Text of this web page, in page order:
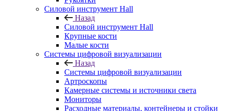
Силовой инструмент Hall
Назад
Силовой инструмент Hall
Крупные кости
Малые кости
Системы цифровой визуализации
Назад
Системы цифровой визуализации
Артроскопы
Камерные системы и источники света
Мониторы
Расходные материалы, контейнеры и стойки